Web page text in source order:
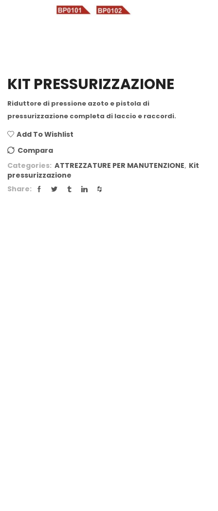
KIT PRESSURIZZAZIONE
Riduttore di pressione azoto e pistola di
pressurizzazione completa di laccio e raccordi.
Add To Wishlist
Compara
Categories: ATTREZZATURE PER MANUTENZIONE, Kit
pressurizzazione
Share: